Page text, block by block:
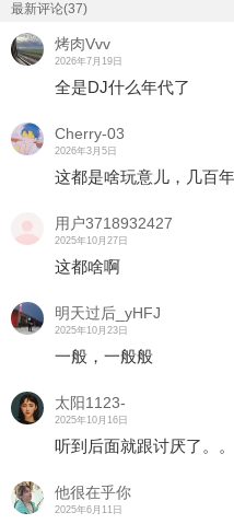
最新评论(37)
烤肉Vvv
2026年7月19日
全是DJ什么年代了
Cherry-03
2026年3月5日
这都是啥玩意儿，几百
用户3718932427
2025年10月27日
这都啥啊
明天过后_yHFJ
2025年10月23日
一般，一般般
太阳1123-
2025年10月16日
听到后面就跟讨厌了。
他很在乎你
2025年6月11日